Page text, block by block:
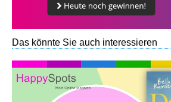
Das könnte Sie auch interessieren